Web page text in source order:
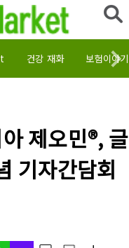
건강 재화 보험이야기
제오민®, 글
기자간담회